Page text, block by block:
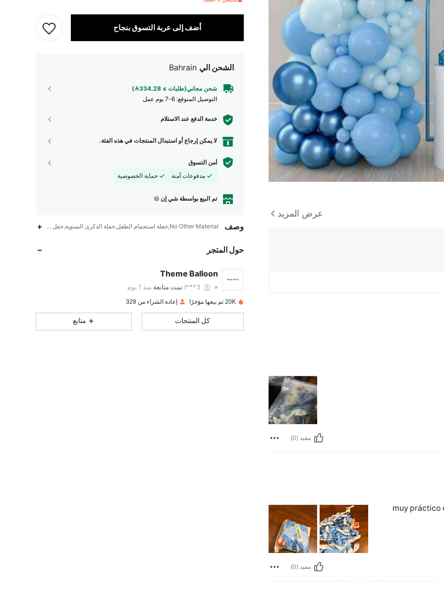
عرض المزيد
مفيد (0)
muy práctico
مفيد (0)
أضف إلى عربة التسوق بنجاح
الشحن الي Bahrain
شحن مجاني(طلبات ≥ 334.28)
التوصيل المتوقع: 6-7 يوم عمل
خدمة الدفع عند الاستلام
لا يمكن إرجاع أو استبدال المنتجات في هذه الفئة.
أمن التسوق
مدفوعات آمنة
حماية الخصوصية
تم البيع بواسطة شي إن
وصف No Other Material,حفلة استحمام الطفل,حفلة الذكرى السنوية,حفل تخرج,حفل الزفاف,حفلات مناسبات,حفلة عيد ميلاد,حفلة زفاف,حفل تحديد النوع,أ-1
حول المتجر
Theme Balloon
4.84
246
53
4.84 تقييم 246قطع 53 متابعون
4.84
246
53
20K تم بيعها مؤخرًا إعادة الشراء من 328
كل المنتجات متابع